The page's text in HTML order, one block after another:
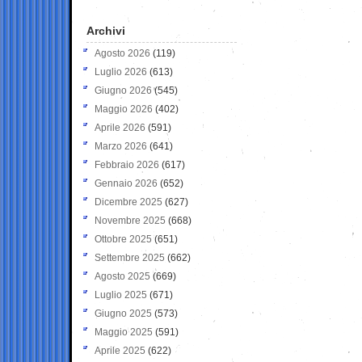
Archivi
Agosto 2026 (119)
Luglio 2026 (613)
Giugno 2026 (545)
Maggio 2026 (402)
Aprile 2026 (591)
Marzo 2026 (641)
Febbraio 2026 (617)
Gennaio 2026 (652)
Dicembre 2025 (627)
Novembre 2025 (668)
Ottobre 2025 (651)
Settembre 2025 (662)
Agosto 2025 (669)
Luglio 2025 (671)
Giugno 2025 (573)
Maggio 2025 (591)
Aprile 2025 (622)